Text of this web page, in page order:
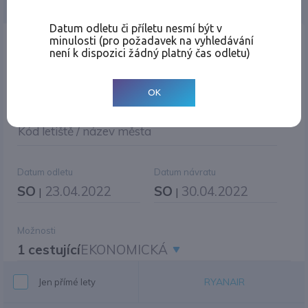
Místo odletu
Kód letiště / název města
Datum odletu
SO | 23.04.2022
Datum návratu
SO | 30.04.2022
Možnosti
1 cestujícíEKONOMICKÁ
Jen přímé lety RYANAIR
Datum odletu či příletu nesmí být v
minulosti (pro požadavek na vyhledávání
není k dispozici žádný platný čas odletu)
OK